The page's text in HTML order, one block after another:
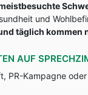
und
täglich kommen
AUF
PR-Kampagne